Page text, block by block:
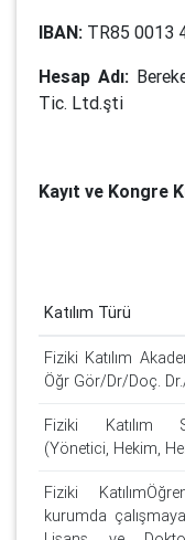
IBAN: TR85 0013
Hesap Adı:
Tic. Ltd.şti
Kayıt ve Kongre
Katılım Türü
Fiziki Katılım
Öğr Gör/Dr/Doç.
Fiziki Katılım
(Yönetici, Hekim,
Fiziki
kurumda